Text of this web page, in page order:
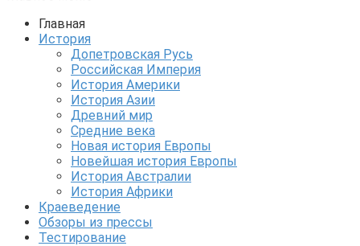
Главная
История
Допетровская Русь
Российская Империя
История Америки
История Азии
Древний мир
Средние века
Новая история Европы
Новейшая история Европы
История Австралии
История Африки
Краеведение
Обзоры из прессы
Тестирование